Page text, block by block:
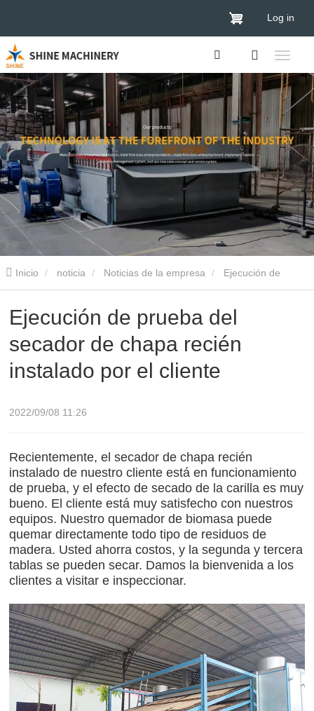
Log in
Inicio noticia Noticias de la empresa
prueba del secador de chapa recién instalado por el cliente
Ejecución de prueba del
secador de chapa recién
instalado por el cliente
2022/09/08 11:26
Recientemente, el secador de chapa recién
instalado de nuestro cliente está en funcionamiento
de prueba, y el efecto de secado de la carilla es muy
bueno. El cliente está muy satisfecho con nuestros
equipos. Nuestro quemador de biomasa puede
quemar directamente todo tipo de residuos de
madera. Usted ahorra costos, y la segunda y tercera
tablas se pueden secar. Damos la bienvenida a los
clientes a visitar e inspeccionar.